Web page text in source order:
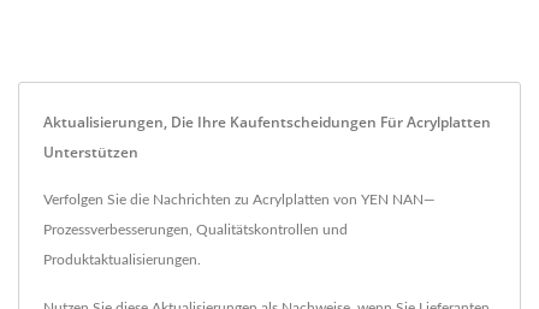
Aktualisierungen, Die Ihre Kaufentscheidungen Für Acrylplatten
Unterstützen
Verfolgen Sie die Nachrichten zu Acrylplatten von YEN NAN—
Prozessverbesserungen, Qualitätskontrollen und
Produktaktualisierungen.